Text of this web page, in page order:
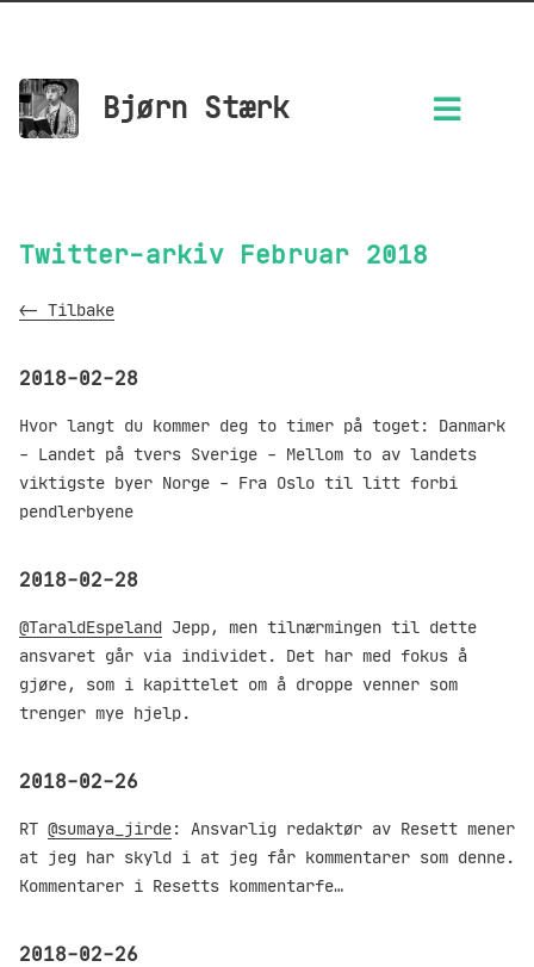
Bjørn Stærk
Twitter-arkiv Februar 2018
<- Tilbake
2018-02-28
Hvor langt du kommer deg to timer på toget: Danmark
- Landet på tvers Sverige - Mellom to av landets
viktigste byer Norge - Fra Oslo til litt forbi
pendlerbyene
2018-02-28
@TaraldEspeland Jepp, men tilnærmingen til dette
ansvaret går via individet. Det har med fokus å
gjøre, som i kapittelet om å droppe venner som
trenger mye hjelp.
2018-02-26
RT @sumaya_jirde: Ansvarlig redaktør av Resett mener
at jeg har skyld i at jeg får kommentarer som denne.
Kommentarer i Resetts kommentarfe…
2018-02-26